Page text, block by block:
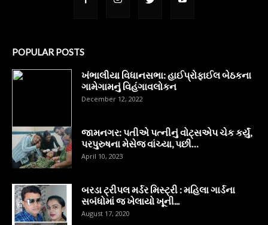
POPULAR POSTS
ખંભાલીયા વિધાનસભા: હાઈપ્રોફાઈલ બેઠકના
ગામેગામનું વિહંગાવલોકન
December 12, 2022
જામનગર: પતીએ પત્નીનું વોટ્સએપ ચેક કર્યું,
પરપુરુષના મેસેજ વાંચ્યા, પછી…
April 10, 2023
બરડા ટ્રીપલ મર્ડર મિસ્ટ્રી : મહિલા ગાર્ડના
સબંધોમાં જ ખેલાયો ખૂની...
August 17, 2020